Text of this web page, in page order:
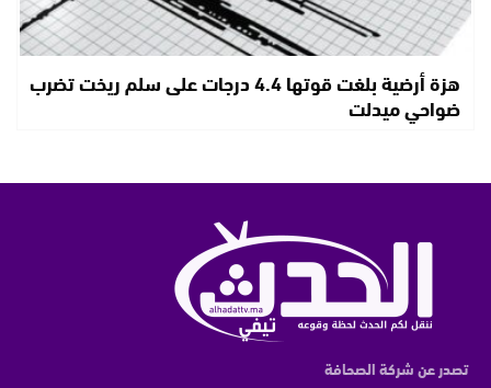
هزة أرضية بلغت قوتها 4.4 درجات على سلم ريخت تضرب
ضواحي ميدلت
تصدر عن شركة الصحافة